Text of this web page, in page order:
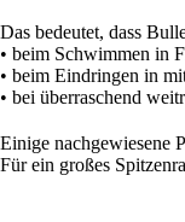
Das bedeutet, dass
• beim Schwimmen in
• beim Eindringen in
• bei überraschend
Einige nachgewiesene
Für ein großes